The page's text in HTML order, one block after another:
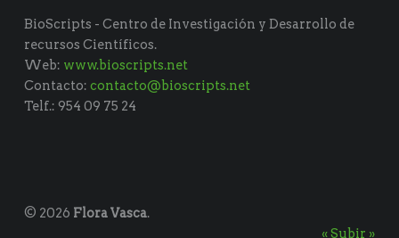
BioScripts - Centro de Investigación y Desarrollo de
recursos Científicos.
Web: www.bioscripts.net
Contacto:contacto@bioscripts.net
Telf.: 954 09 75 24
© 2026 Flora Vasca.
« Subir »